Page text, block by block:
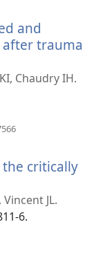
and
trauma
Chaudry IH.
critically
JL.
6.